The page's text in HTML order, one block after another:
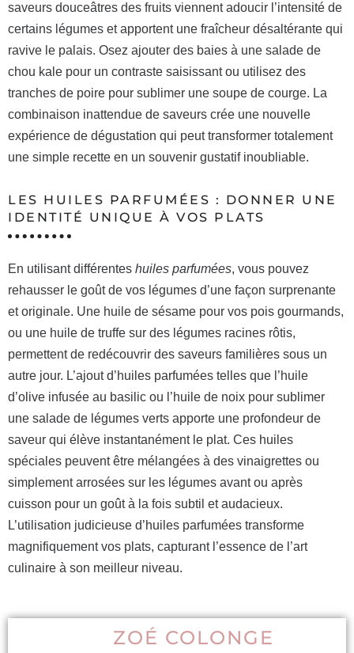
saveurs douceâtres des fruits viennent adoucir l’intensité de
certains légumes et apportent une fraîcheur désaltérante qui
ravive le palais. Osez ajouter des baies à une salade de
chou kale pour un contraste saisissant ou utilisez des
tranches de poire pour sublimer une soupe de courge. La
combinaison inattendue de saveurs crée une nouvelle
expérience de dégustation qui peut transformer totalement
une simple recette en un souvenir gustatif inoubliable.
LES HUILES PARFUMÉES : DONNER UNE
IDENTITÉ UNIQUE À VOS PLATS
En utilisant différentes huiles parfumées, vous pouvez
rehausser le goût de vos légumes d’une façon surprenante
et originale. Une huile de sésame pour vos pois gourmands,
ou une huile de truffe sur des légumes racines rôtis,
permettent de redécouvrir des saveurs familières sous un
autre jour. L’ajout d’huiles parfumées telles que l’huile
d’olive infusée au basilic ou l’huile de noix pour sublimer
une salade de légumes verts apporte une profondeur de
saveur qui élève instantanément le plat. Ces huiles
spéciales peuvent être mélangées à des vinaigrettes ou
simplement arrosées sur les légumes avant ou après
cuisson pour un goût à la fois subtil et audacieux.
L’utilisation judicieuse d’huiles parfumées transforme
magnifiquement vos plats, capturant l’essence de l’art
culinaire à son meilleur niveau.
ZOÉ COLONGE